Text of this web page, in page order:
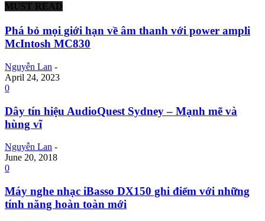
MUST READ
Phá bỏ mọi giới hạn về âm thanh với power ampli
McIntosh MC830
Nguyễn Lan -
April 24, 2023
0
Dây tín hiệu AudioQuest Sydney – Mạnh mẽ và
hùng vĩ
Nguyễn Lan -
June 20, 2018
0
Máy nghe nhạc iBasso DX150 ghi điểm với những
tính năng hoàn toàn mới